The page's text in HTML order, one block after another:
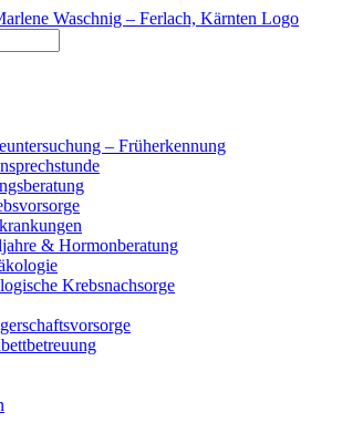
– Früherkennung
& Hormonberatung
Krebsnachsorge